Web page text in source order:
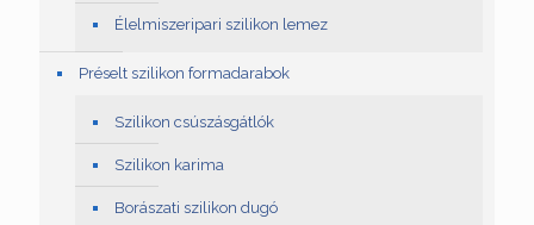
Élelmiszeripari szilikon lemez
Préselt szilikon formadarabok
Szilikon csúszásgátlók
Szilikon karima
Borászati szilikon dugó